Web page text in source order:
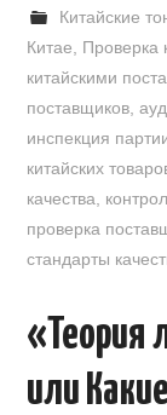
Китайские
Китае
Проверка
китайскими
поставщиков ,
инспекция
китайских
качества
проверка
стандарты
«Теория
или